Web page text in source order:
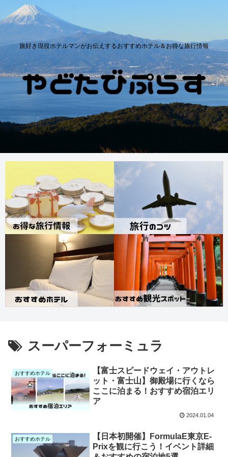
旅好き現役ホテルマンがお伝えするおすすめホテル＆お得な旅行情報
スーパーフォーミュラ
おすすめホテル
【富士スピードウェイ・アウトレ
ット・富士山】御殿場に行くなら
ここに泊まる！おすすめ宿泊エリ
ア
2024.01.04
おすすめホテル
【日本初開催】FormulaE東京E-
Prixを観に行こう！イベント詳細